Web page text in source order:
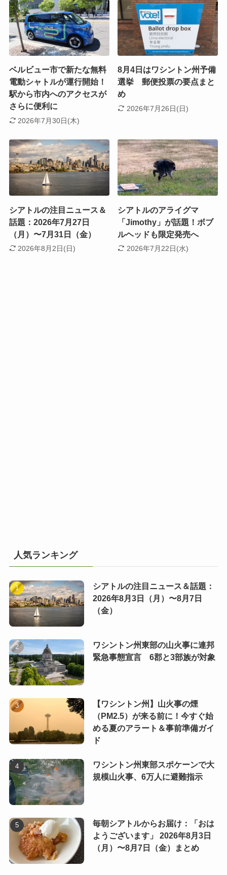
ベルビュー市で新たな無料
電動シャトルが運行開始！
駅から市内へのアクセスが
さらに便利に
2026年7月30日(木)
8月4日はワシントン州予備
選挙 郵便投票の要点まと
め
2026年7月26日(日)
シアトルの注目ニュース＆
話題：2026年7月27日
（月）〜7月31日（金）
2026年8月2日(日)
シアトルのアライグマ
「Jimothy」が話題！ボブ
ルヘッドも限定発売へ
2026年7月22日(水)
人気ランキング
シアトルの注目ニュース＆話題：
2026年8月3日（月）〜8月7日
（金）
ワシントン州東部の山火事に連邦
緊急事態宣言 6郡と3部族が対象
【ワシントン州】山火事の煙
（PM2.5）が来る前に！今すぐ始
める夏のアラート＆事前準備ガイ
ド
ワシントン州東部スポケーンで大
規模山火事、6万人に避難指示
毎朝シアトルからお届け：「おは
ようございます」 2026年8月3日
（月）〜8月7日（金）まとめ